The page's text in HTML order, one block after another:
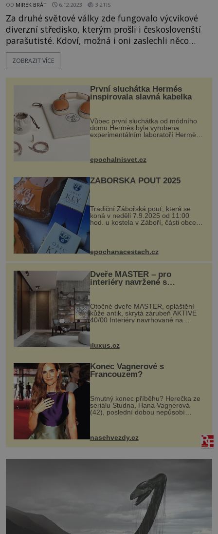
OD MIREK BRÁT 6.12.2023 3.2TIS
Za druhé světové války zde fungovalo výcvikové
diverzní středisko, kterým prošli i českoslovenští
parašutisté. Kdoví, možná i oni zaslechli něco
z místních legend, které se týkaly tajemného tvora
v jezerních hlubinách. Řeč jde o jezeře Loch Morar
monstrem ve Skotsku je tvor, který se údajně
ZOBRAZIT VÍCE
První sluchátka Hermés
inspirovala slavná kabelka
Vůbec první sluchátka od módního
domu Hermès byla vyrobena
experimentálním laboratoří Hermès
kovový...
epochalnisvet.cz
ZÁBOŘSKÁ POUŤ 2025
Tradiční Zábořská pouť, která se
koná v neděli 7.9.2025 od 11:00
hod. u kostela v Záboří, části obce
Kly u Mělníka. V programu naleznete
komentovanou prohlídku kostela,
epochanacestach.cz
Dveře MASTER – pro
interiéry navržené s
rozumem i vášní!
Otočné dveře MASTER, opláštění
kůže antik, skrytá zárubeň AKTIVE
40/00 Interiéry navrhované na
zakázku často vyžadují atypické
rozměry nejen nábytku, ale i
dnes umož...
iluxus.cz
Konec Vagnerové s
Francouzem?
Smutný konec příběhu? Herečka ze
seriálu Studna, Hana Vagnerová
(42), poslední dobou nepůsobí
nasehvezdy.cz